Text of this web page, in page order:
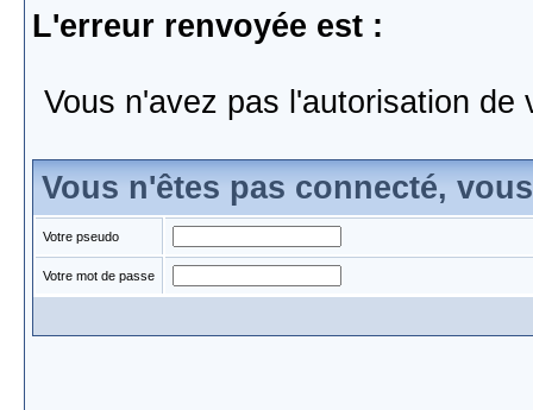
L'erreur renvoyée est :
Vous n'avez pas l'autorisation de
Vous n'êtes pas connecté,
Votre pseudo
Votre mot de passe